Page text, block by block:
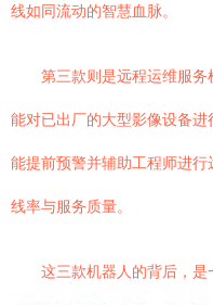
线如同流动的智慧血脉。
第三款则是远程运维服务
能对已出厂的大型影像设备
能提前预警并辅助工程师进
线率与服务质量。
这三款机器人的背后，